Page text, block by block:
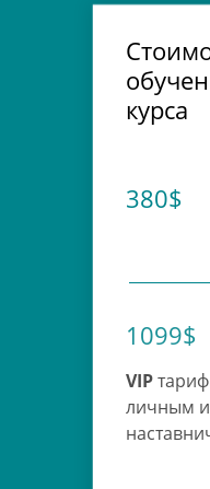
380$
курса
1099$
VIP
личным